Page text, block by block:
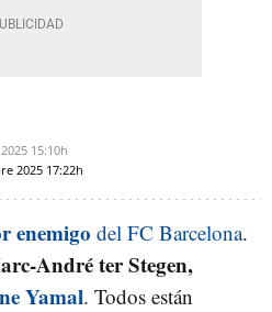
15:10h
2025 17:22h
enemigo del FC Barcelona.
André ter Stegen,
Yamal. Todos están